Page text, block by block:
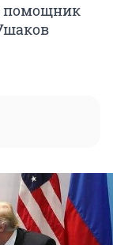
помощник